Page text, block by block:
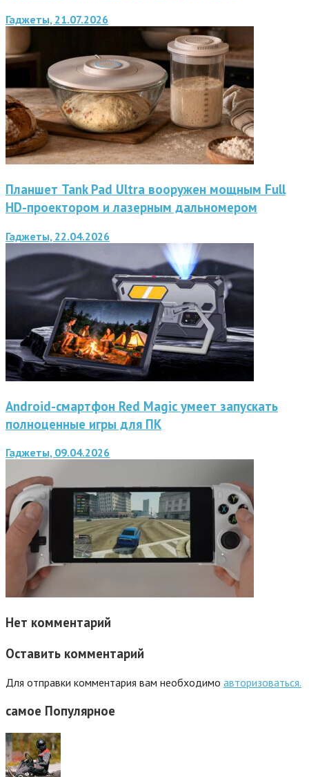
Гаджеты, 21.07.2026
Планшет Tank Pad Ultra вооружен мощным Full
HD-проектором и лазерным дальномером
Гаджеты, 22.04.2026
Android-смартфон Red Magic умеет запускать
полноценные игры для ПК
Гаджеты, 09.04.2026
Нет комментарий
Оставить комментарий
Для отправки комментария вам необходимо авторизоваться.
самое Популярное